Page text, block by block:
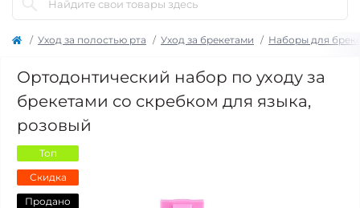
Уход за полостью рта Уход за брекетами Наборы для
Ортодонтический набор по уходу за
брекетами со скребком для языка,
розовый
Топ
Скидка
Продано